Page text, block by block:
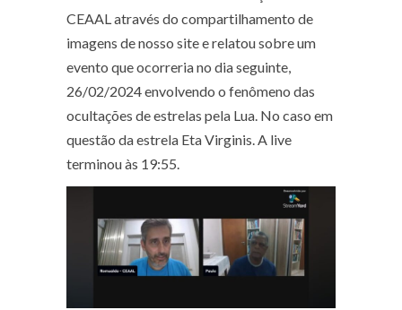
CEAAL através do compartilhamento de
imagens de nosso site e relatou sobre um
evento que ocorreria no dia seguinte,
26/02/2024 envolvendo o fenômeno das
ocultações de estrelas pela Lua. No caso em
questão da estrela Eta Virginis. A live
terminou às 19:55.